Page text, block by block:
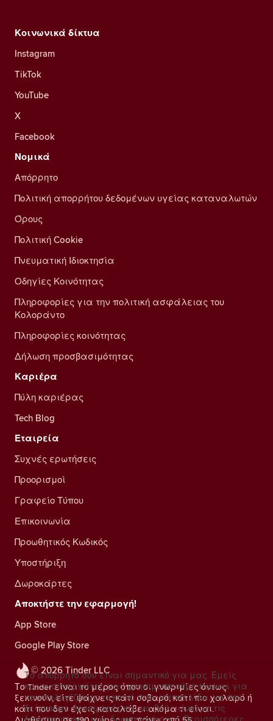
© 2026 Tinder LLC
Το Tinder είναι το μέρος όπου οι γνωριμίες όντως
ξεκινούν, είτε ψάχνεις κάτι σοβαρό, κάτι πιο χαλαρό ή
κάτι που δεν έχεις καταλάβει ακόμα τι είναι.
Κοινωνικά δίκτυα
Instagram
TikTok
YouTube
X
Facebook
Νομικά
Απόρρητο
Πολιτική απορρήτου δεδομένων υγείας καταναλωτών
Όρους
Πολιτική Cookie
Πνευματική Ιδιοκτησία
Οδηγίες Κοινότητας
Πληροφορίες για την πολιτική ασφάλειας του
Κολοράντο
Πληροφορίες κοινότητας
Δήλωση προσβασιμότητας
Καριέρα
Πύλη καριέρας
Tech Blog
Εταιρεία
Συχνές ερωτήσεις
Προορισμοί
Γραφείο Τύπου
Επικοινωνία
Προωθητικός Κωδικός
Υποστήριξη
Δωροκάρτες
Αποκτήστε την εφαρμογή!
App Store
Google Play Store
Το απόρρητό σου είναι σημαντικό για μας. Εμείς
και οι συνεργάτες μας χρησιμοποιούμε trackers για
να υπολογίζουμε το κοινό στην ιστοσελίδα, να σου
δείχνουμε προσφορές και να βελτιώνουμε τις